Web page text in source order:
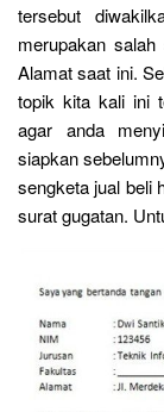
tersebut
merupakan
Alamat saat ini.
topik kita kali ini
agar anda
siapkan
sengketa jual beli
surat gugatan.